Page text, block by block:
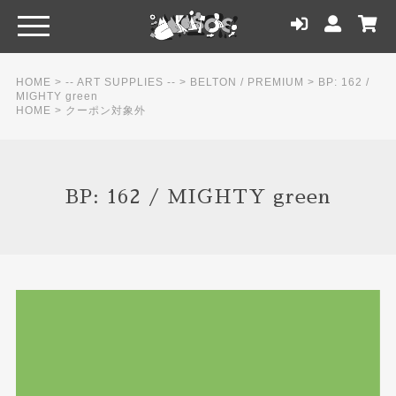
HOME > -- ART SUPPLIES -- > BELTON / PREMIUM > BP: 162 /
MIGHTY green
HOME > クーポン対象外
BP: 162 / MIGHTY green